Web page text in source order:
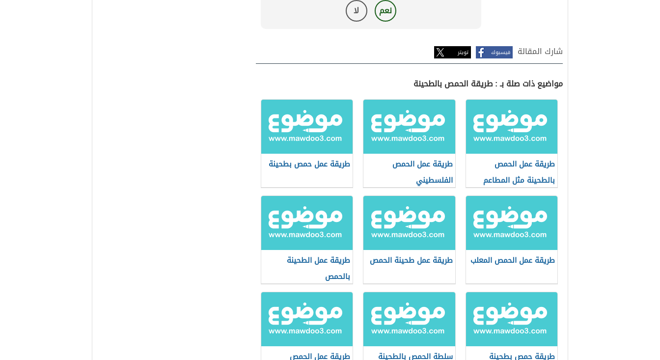
نعم لا
شارك المقالة فيسبوك تويتر
مواضيع ذات صلة بـ : طريقة الحمص بالطحينة
طريقة عمل الحمص
بالطحينة مثل المطاعم
طريقة عمل الحمص
الفلسطيني
طريقة عمل حمص بطحينة
طريقة عمل الحمص المعلب طريقة عمل طحينة الحمص
طريقة عمل الطحينة
بالحمص
طريقة حمص بطحينة سلطة الحمص بالطحينة طريقة عمل الحمص